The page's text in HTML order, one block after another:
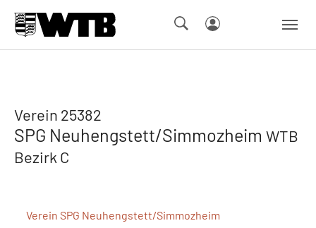
Verein 25382
SPG Neuhengstett/Simmozheim WTB
Bezirk C
Verein SPG Neuhengstett/Simmozheim